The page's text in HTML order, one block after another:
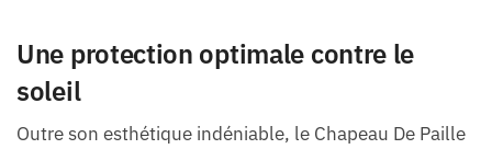
Une protection optimale contre le
soleil
Outre son esthétique indéniable, le Chapeau De Paille